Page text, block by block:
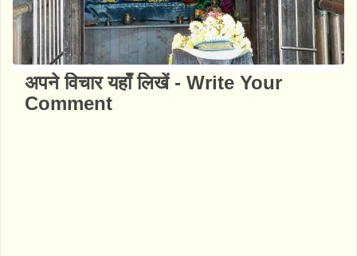
अपने विचार यहाँ लिखें - Write Your
Comment